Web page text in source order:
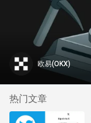
欧易(OKX)
热门文章